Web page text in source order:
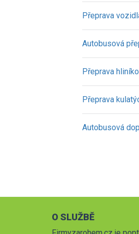
Přeprava
Autobusová
Přeprava
Přeprava
Autobusová
O SLUŽBĚ